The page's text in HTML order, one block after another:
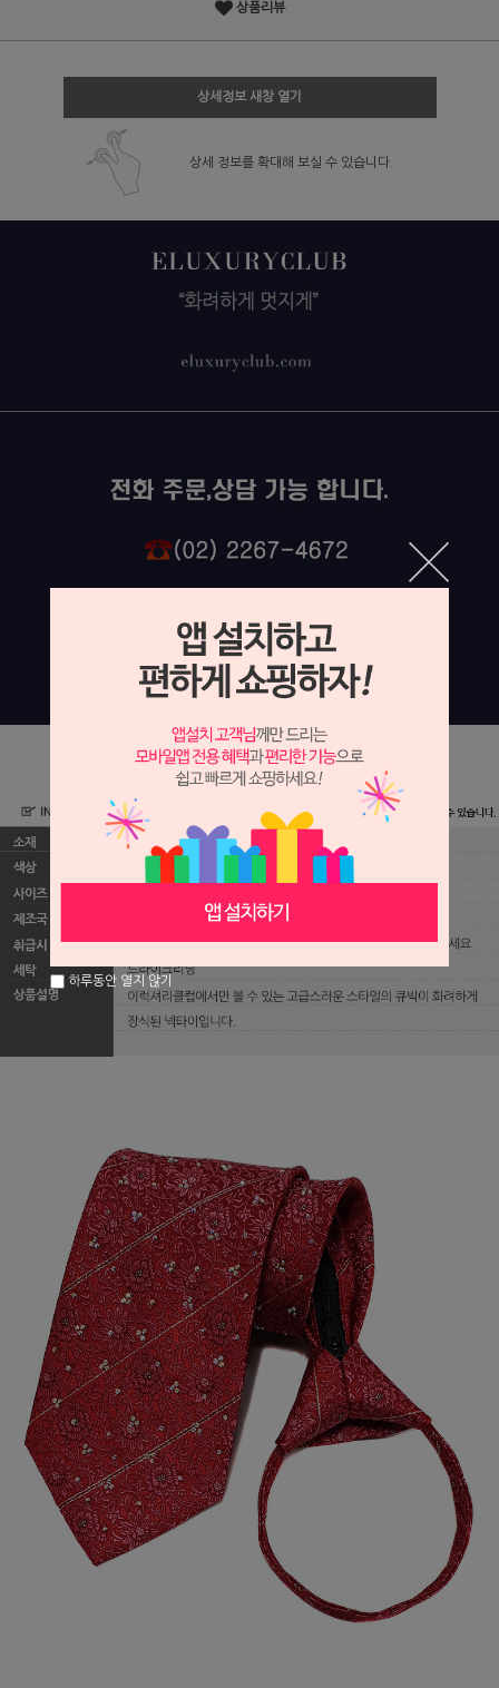
상품리뷰
상세정보 새창 열기
상세 정보를 확대해 보실 수 있습니다.
하루동안 열지 않기